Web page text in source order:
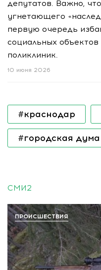
депутатов. Важно,
угнетающего
первую очередь
социальных
поликлиник.
10 июня 2026
#краснодар
#городская дума
СМИ2
ПРОИСШЕСТВИЯ